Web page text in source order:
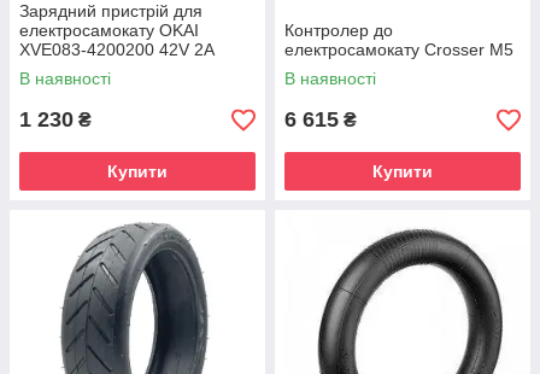
Зарядний пристрій для
електросамокату OKAI
XVE083-4200200 42V 2A
(ES10/ES20)
В наявності
1 230 ₴
Купити
Контролер до
електросамокату Crosser М5
В наявності
6 615 ₴
Купити